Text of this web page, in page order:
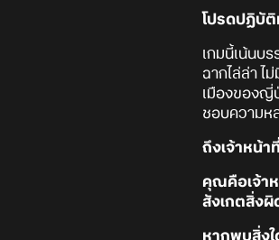
โปรดปฏิบัติ
เกมนี้เน้นบ
ฉากไล่ล่า ไ
เมืองของญี่
ชอบความห
ถึงเจ้าหน้า
คุณคือเจ้า
สังเกตสิ่ง
หากพบสิ่ง